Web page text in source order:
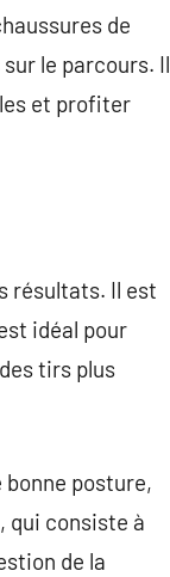
de
le parcours. Il
et profiter
résultats. Il est
idéal pour
tirs plus
posture,
qui consiste à
de la